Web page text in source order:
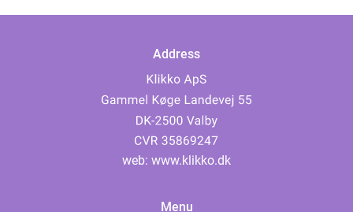
Address
web: www.klikko.dk
Menu